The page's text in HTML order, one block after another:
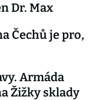
Dr. Max
Čechů je pro,
Armáda
Žižky sklady